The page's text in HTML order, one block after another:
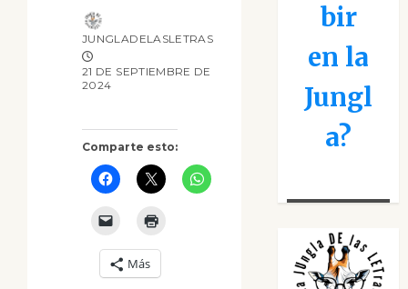
Comparte esto:
Más
JUNGLADELASLETRAS
21 DE SEPTIEMBRE DE
2024
bir
en la
Jungl
a?